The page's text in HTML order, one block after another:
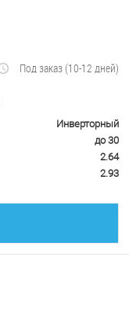
Под заказ (10-12 дней)
Инверторный
до 30
2.64
2.93